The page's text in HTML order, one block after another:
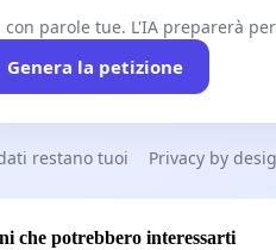
giovani, viaggiatori distratti o
e persone con
e trascinati dal
con parole tue. L'IA preparerà
Genera la petizione
restano tuoi Privacy by
che potrebbero interessarti